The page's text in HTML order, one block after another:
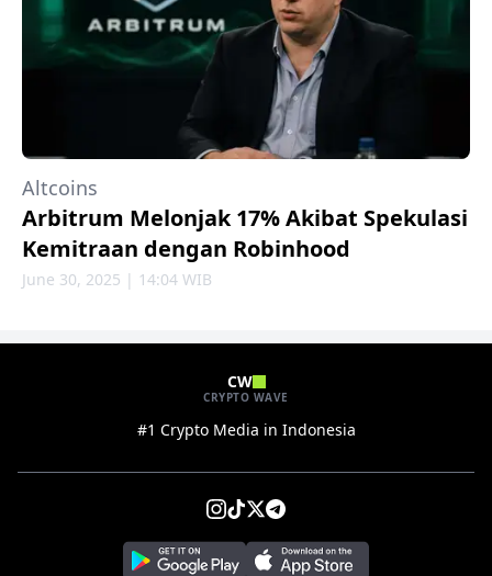
Altcoins
Arbitrum Melonjak 17% Akibat Spekulasi
Kemitraan dengan Robinhood
June 30, 2025 | 14:04 WIB
CW
CRYPTO WAVE
#1 Crypto Media in Indonesia